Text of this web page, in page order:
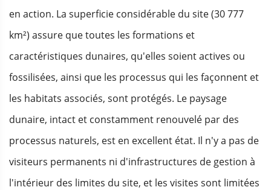
en action. La superficie considérable du site (30 777
km²) assure que toutes les formations et
caractéristiques dunaires, qu'elles soient actives ou
fossilisées, ainsi que les processus qui les façonnent et
les habitats associés, sont protégés. Le paysage
dunaire, intact et constamment renouvelé par des
processus naturels, est en excellent état. Il n'y a pas de
visiteurs permanents ni d'infrastructures de gestion à
l'intérieur des limites du site, et les visites sont limitées